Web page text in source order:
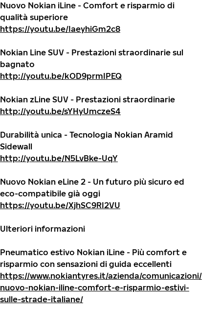
Nuovo Nokian iLine - Comfort e risparmio di
qualità superiore
https://youtu.be/IaeyhiGm2c8
Nokian Line SUV - Prestazioni straordinarie sul
bagnato
http://youtu.be/kOD9prmIPEQ
Nokian zLine SUV - Prestazioni straordinarie
http://youtu.be/sYHyUmczeS4
Durabilità unica - Tecnologia Nokian Aramid
Sidewall
http://youtu.be/N5LvBke-UqY
Nuovo Nokian eLine 2 - Un futuro più sicuro ed
eco-compatibile già oggi
https://youtu.be/XjhSC9RI2VU
Ulteriori informazioni
Pneumatico estivo Nokian iLine - Più comfort e
risparmio con sensazioni di guida eccellenti
https://www.nokiantyres.it/azienda/comunicazioni/
nuovo-nokian-iline-comfort-e-risparmio-estivi-
sulle-strade-italiane/